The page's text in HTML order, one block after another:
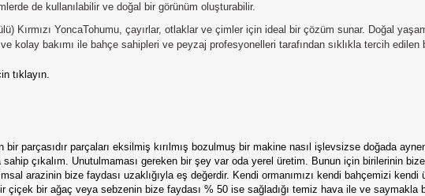
de kullanılabilir ve doğal bir görünüm oluşturabilir.
Kırmızı YoncaTohumu, çayırlar, otlaklar ve çimler için ideal bir çözüm sunar. Doğal
kolay bakımı ile bahçe sahipleri ve peyzaj profesyonelleri tarafından sıklıkla tercih edilen
tıklayın.
bir parçasıdır parçaları eksilmiş kırılmış bozulmuş bir makine nasıl işlevsizse doğada
çıkalım. Unutulmaması gereken bir şey var oda yerel üretim. Bunun için birilerinin
arazinin bize faydası uzaklığıyla eş değerdir. Kendi ormanımızı kendi bahçemizi
bir ağaç veya sebzenin bize faydası % 50 ise sağladığı temiz hava ile ve saymakla